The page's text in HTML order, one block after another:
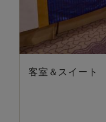
客室＆スイート